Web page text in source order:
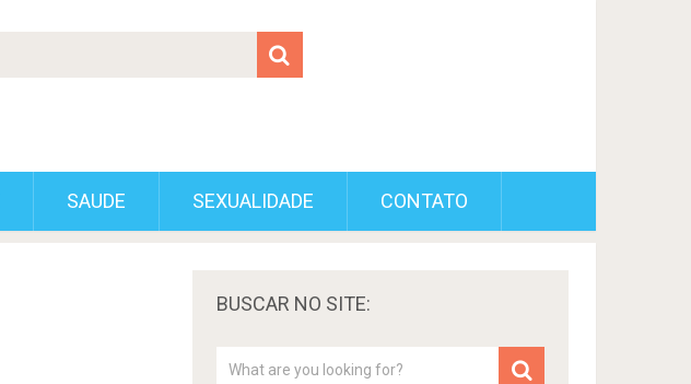
SAUDE SEXUALIDADE CONTATO
BUSCAR NO SITE: